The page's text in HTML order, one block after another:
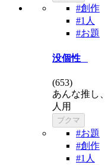
#創作
#1人
#お題
没個性⠀
(653)
あんな推し
人用
ブクマ
#お題
#創作
#1人